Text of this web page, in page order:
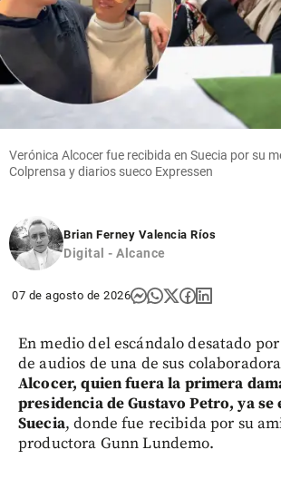
Verónica Alcocer fue recibida en Suecia por su
Colprensa y diarios sueco Expressen
Brian Ferney Valencia Ríos
Digital - Alcance
07 de agosto de 2026
En medio del escándalo desatado
de audios de una de sus
Alcocer, quien fuera la primera
presidencia de Gustavo Petro, ya se
Suecia, donde fue recibida por su
productora Gunn Lundemo.